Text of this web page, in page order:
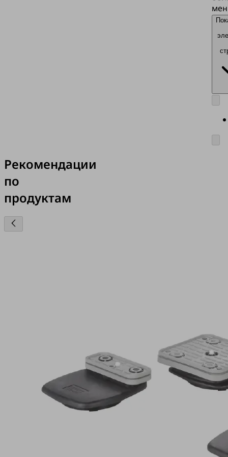
Рекомендации
по
продуктам